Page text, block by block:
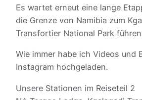
Es wartet erneut eine lange
die Grenze von Namibia zum
Transfortier National Park
Wie immer habe ich Videos und
Instagram hochgeladen.
Unsere Stationen im Reiseteil 2